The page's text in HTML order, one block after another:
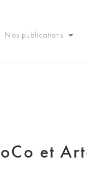
Nos publications
et